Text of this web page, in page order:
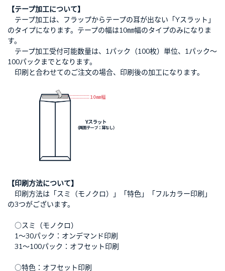
【テープ加工について】
テープ加工は、フラップからテープの耳が出ない「Yスラット」
のタイプになります。テープの幅は10㎜幅のタイプのみになりま
す。
テープ加工受付可能数量は、1パック（100枚）単位、1パック～
100パックまでとなります。
印刷と合わせてのご注文の場合、印刷後の加工になります。
【印刷方法について】
印刷方法は「スミ（モノクロ）」「特色」「フルカラー印刷」
の3つがございます。
○スミ（モノクロ）
1～30パック：オンデマンド印刷
31～100パック：オフセット印刷
○特色：オフセット印刷